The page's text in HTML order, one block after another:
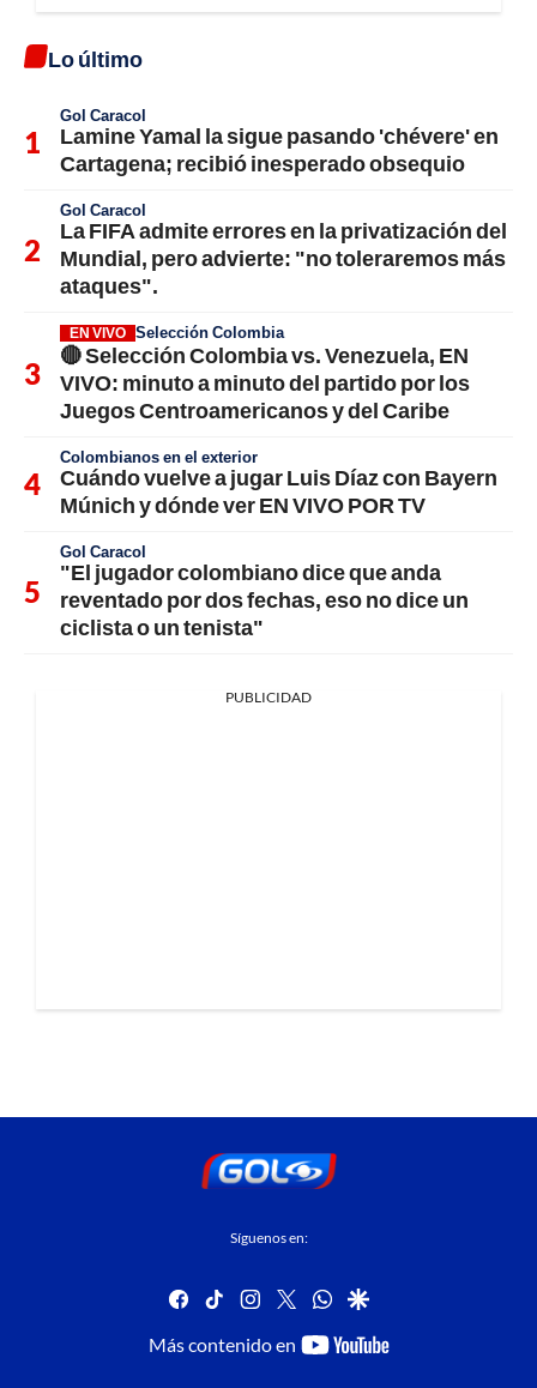
Lo último
Gol Caracol
Lamine Yamal la sigue pasando 'chévere' en
Cartagena; recibió inesperado obsequio
Gol Caracol
La FIFA admite errores en la privatización del
Mundial, pero advierte: "no toleraremos más
ataques".
EN VIVO Selección Colombia
🔴 Selección Colombia vs. Venezuela, EN
VIVO: minuto a minuto del partido por los
Juegos Centroamericanos y del Caribe
Colombianos en el exterior
Cuándo vuelve a jugar Luis Díaz con Bayern
Múnich y dónde ver EN VIVO POR TV
Gol Caracol
"El jugador colombiano dice que anda
reventado por dos fechas, eso no dice un
ciclista o un tenista"
PUBLICIDAD
Síguenos en:
facebook
tiktok instagram
twitterwhatsapp
google
Más contenido en
youtube-